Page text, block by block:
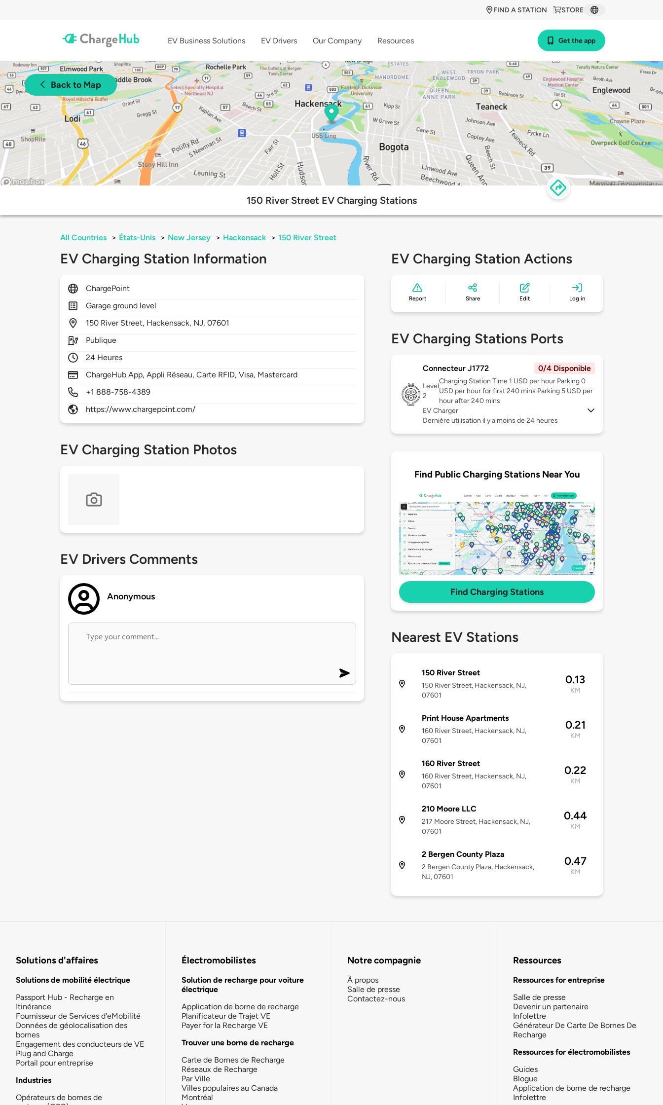
STORE
FIND A STATION
EV Business Solutions EV Drivers Our Company Resources Get the app
Back to Map
150 River Street EV Charging Stations
All Countries > États-Unis > New Jersey > Hackensack > 150 River Street
EV Charging Station Information
ChargePoint
Garage ground level
150 River Street, Hackensack, NJ,07601
Publique
24 Heures
ChargeHub App, Appli Réseau, Carte RFID, Visa, Mastercard
+1 888-758-4389
https://www.chargepoint.com/
EV Charging Station Photos
EV Drivers Comments
Anonymous
EV Charging Station Actions
Report Share Edit Log in
EV Charging Stations Ports
Connecteur J1772 0/4 Disponible
Level
2
Charging Station Time 1 USD per hour Parking 0
USD per hour for first 240 mins Parking 5 USD per
hour after 240 mins
EV Charger
Dernière utilisation il y a moins de 24 heures
Find Public Charging Stations Near You
Find Charging Stations
Nearest EV Stations
150 River Street
150 River Street, Hackensack, NJ,
07601
0.13
KM
Print House Apartments
160 River Street, Hackensack, NJ,
07601
0.21
KM
160 River Street
160 River Street, Hackensack, NJ,
07601
0.22
KM
210 Moore LLC
217 Moore Street, Hackensack, NJ,
07601
0.44
KM
2 Bergen County Plaza
2 Bergen County Plaza, Hackensack,
NJ, 07601
0.47
KM
Solutions d'affaires
Solutions de mobilité électrique
Passport Hub - Recharge en
Itinérance
Fournisseur de Services d'eMobilité
Données de géolocalisation des
bornes
Engagement des conducteurs de VE
Plug and Charge
Portail pour entreprise
Industries
Opérateurs de bornes de
Électromobilistes
Solution de recharge pour voiture
électrique
Application de borne de recharge
Planificateur de Trajet VE
Payer for la Recharge VE
Trouver une borne de recharge
Carte de Bornes de Recharge
Réseaux de Recharge
Par Ville
Villes populaires au Canada
Montréal
Notre compagnie
À propos
Salle de presse
Contactez-nous
Ressources
Ressources for entreprise
Salle de presse
Devenir un partenaire
Infolettre
Générateur De Carte De Bornes De
Recharge
Ressources for électromobilistes
Guides
Blogue
Application de borne de recharge
Infolettre